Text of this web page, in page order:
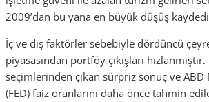
2009’dan bu yana en büyük düşüş
İç ve dış faktörler sebebiyle dördüncü
piyasasından portföy çıkışları hızlanmıştır.
seçimlerinden çıkan sürpriz sonuç ve ABD
(FED) faiz oranlarını daha önce tahmin